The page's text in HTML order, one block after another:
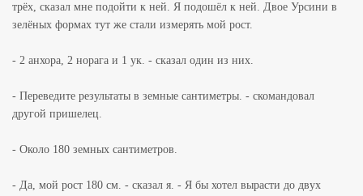
трёх, сказал мне подойти к ней. Я подошёл к ней. Двое Урсини в
зелёных формах тут же стали измерять мой рост.
- 2 анхора, 2 норага и 1 ук. - сказал один из них.
- Переведите результаты в земные сантиметры. - скомандовал
другой пришелец.
- Около 180 земных сантиметров.
- Да, мой рост 180 см. - сказал я. - Я бы хотел вырасти до двух